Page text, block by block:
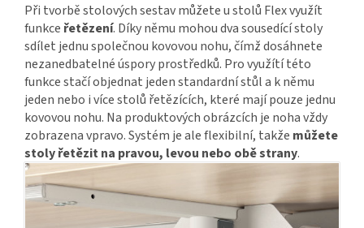
Při tvorbě stolových sestav můžete u stolů Flex využít
funkce řetězení. Díky němu mohou dva sousedící stoly
sdílet jednu společnou kovovou nohu, čímž dosáhnete
nezanedbatelné úspory prostředků. Pro využítí této
funkce stačí objednat jeden standardní stůl a k němu
jeden nebo i více stolů řetězících, které mají pouze jednu
kovovou nohu. Na produktových obrázcích je noha vždy
zobrazena vpravo. Systém je ale flexibilní, takže můžete
stoly řetězit na pravou, levou nebo obě strany.